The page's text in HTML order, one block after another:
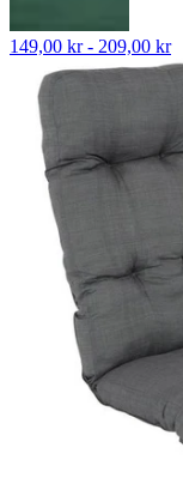
149,00 kr - 209,00 kr